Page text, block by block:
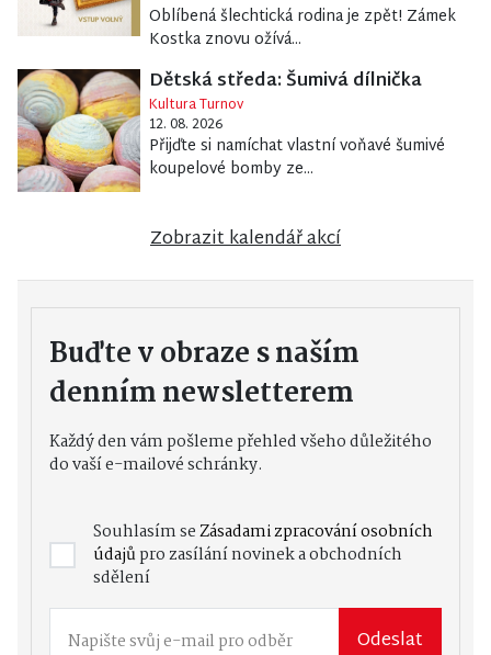
Oblíbená šlechtická rodina je zpět! Zámek
Kostka znovu ožívá...
Dětská středa: Šumivá dílnička
Kultura Turnov
12. 08. 2026
Přijďte si namíchat vlastní voňavé šumivé
koupelové bomby ze...
Zobrazit kalendář akcí
Buďte v obraze s naším
denním newsletterem
Každý den vám pošleme přehled všeho důležitého
do vaší e-mailové schránky.
Souhlasím seZásadami zpracování osobních
údajůpro zasílání novinek a obchodních
sdělení
Odeslat